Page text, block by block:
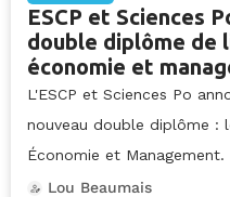
ESCP et Sciences
double diplôme de
économie et
L'ESCP et Sciences Po
nouveau double diplôme :
Économie et Management.
Lou Beaumais